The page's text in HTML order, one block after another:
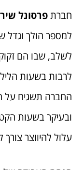
חברתפרסונל
למספר הולך וגדל
לשלב, שבו הם
לרבות בשעות
החברה תשגיח על
ובעיקר בשעות
עלול להיווצר